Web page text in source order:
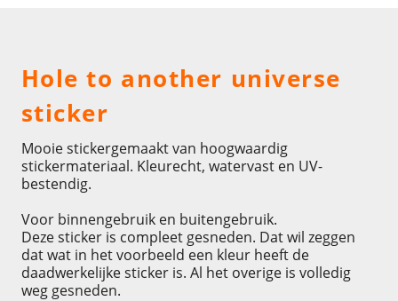
Hole to another universe
sticker
Mooie stickergemaakt van hoogwaardig
stickermateriaal. Kleurecht, watervast en UV-
bestendig.
Voor binnengebruik en buitengebruik.
Deze sticker is compleet gesneden. Dat wil zeggen
dat wat in het voorbeeld een kleur heeft de
daadwerkelijke sticker is. Al het overige is volledig
weg gesneden.